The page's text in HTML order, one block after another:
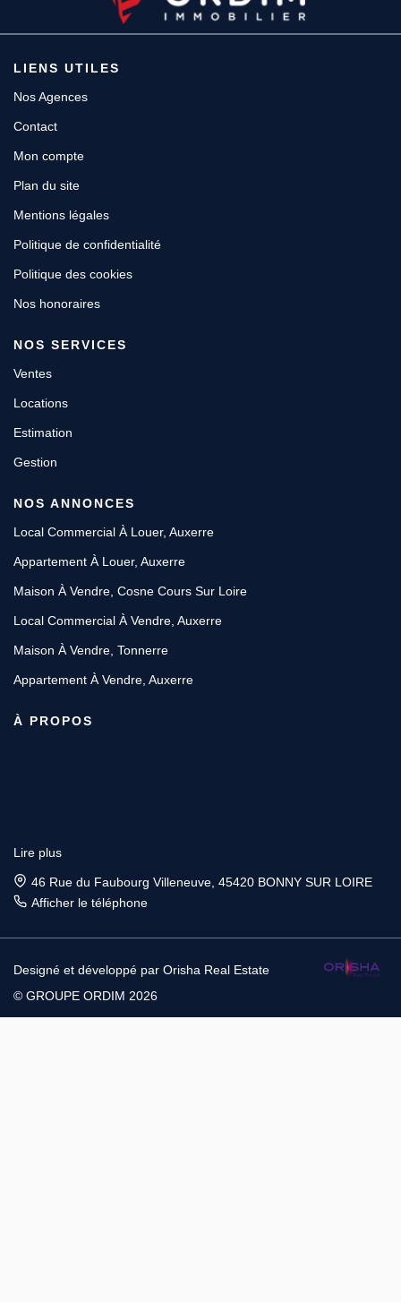
LIENS UTILES
Nos Agences
Contact
Mon compte
Plan du site
Mentions légales
Politique de confidentialité
Politique des cookies
Nos honoraires
NOS SERVICES
Ventes
Locations
Estimation
Gestion
NOS ANNONCES
Local Commercial À Louer, Auxerre
Appartement À Louer, Auxerre
Maison À Vendre, Cosne Cours Sur Loire
Local Commercial À Vendre, Auxerre
Maison À Vendre, Tonnerre
Appartement À Vendre, Auxerre
À PROPOS
Lire plus
46 Rue du Faubourg Villeneuve, 45420 BONNY SUR LOIRE
Afficher le téléphone
Designé et développé par Orisha Real Estate
© GROUPE ORDIM 2026